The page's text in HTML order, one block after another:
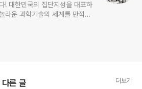
! 대한민국의 집단지성을 대표하
라운 과학기술의 세계를 만끽하
다른 글 더보기